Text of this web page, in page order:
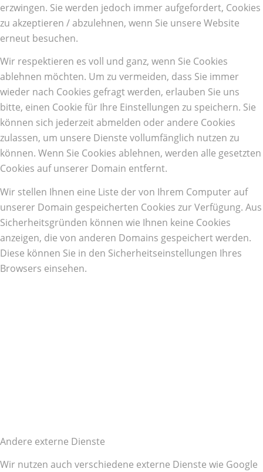
erzwingen. Sie werden jedoch immer aufgefordert, Cookies
zu akzeptieren / abzulehnen, wenn Sie unsere Website
erneut besuchen.
Wir respektieren es voll und ganz, wenn Sie Cookies
ablehnen möchten. Um zu vermeiden, dass Sie immer
wieder nach Cookies gefragt werden, erlauben Sie uns
bitte, einen Cookie für Ihre Einstellungen zu speichern. Sie
können sich jederzeit abmelden oder andere Cookies
zulassen, um unsere Dienste vollumfänglich nutzen zu
können. Wenn Sie Cookies ablehnen, werden alle gesetzten
Cookies auf unserer Domain entfernt.
Wir stellen Ihnen eine Liste der von Ihrem Computer auf
unserer Domain gespeicherten Cookies zur Verfügung. Aus
Sicherheitsgründen können wie Ihnen keine Cookies
anzeigen, die von anderen Domains gespeichert werden.
Diese können Sie in den Sicherheitseinstellungen Ihres
Browsers einsehen.
Andere externe Dienste
Wir nutzen auch verschiedene externe Dienste wie Google